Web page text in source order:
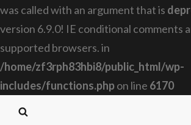
was called with an argument that is
version 6.9.0! IE conditional comments
supported browsers. in
/home/zf3rph83hbi8/public_html/wp-
includes/functions.phpon line 6170